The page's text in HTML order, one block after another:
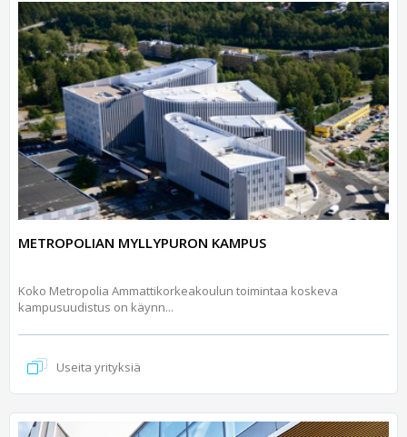
METROPOLIAN MYLLYPURON KAMPUS
Koko Metropolia Ammattikorkeakoulun toimintaa koskeva
kampusuudistus on käynn...
Useita yrityksiä